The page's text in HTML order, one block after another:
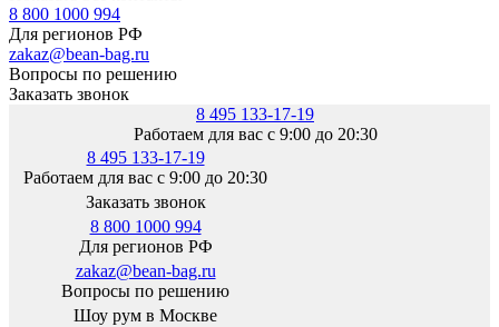
8 800 1000 994
Для регионов РФ
zakaz@bean-bag.ru
Вопросы по решению
Заказать звонок
8 495 133-17-19
Работаем для вас с 9:00 до 20:30
8 495 133-17-19
Работаем для вас с 9:00 до 20:30
Заказать звонок
8 800 1000 994
Для регионов РФ
zakaz@bean-bag.ru
Вопросы по решению
Шоу рум в Москве